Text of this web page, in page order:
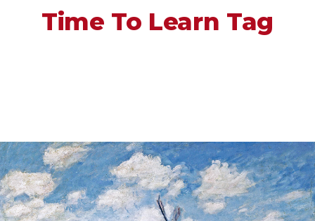
Time To Learn Tag